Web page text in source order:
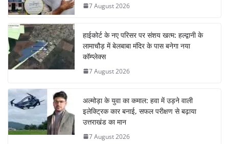
7 August 2026
हाईकोर्ट के नए परिसर पर संशय खत्म: हल्द्वानी के
लामाचौड़ में बेलबाबा मंदिर के पास बनेगा नया
कॉम्प्लेक्स
7 August 2026
अल्मोड़ा के युवा का कमाल: हवा में उड़ने वाली
इलेक्ट्रिक कार बनाई, सफल परीक्षण से बढ़ाया
उत्तराखंड का मान
7 August 2026